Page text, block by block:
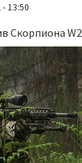
- 13:50
Скорпиона